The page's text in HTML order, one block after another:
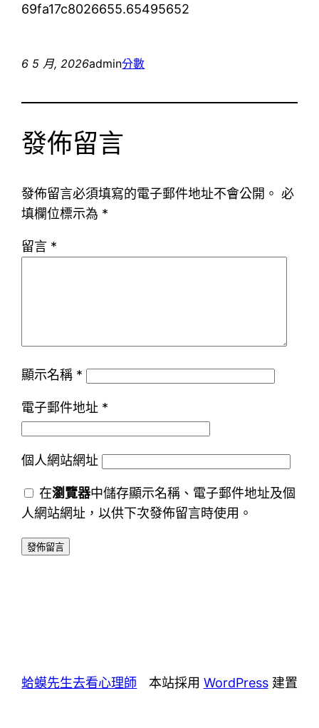
69fa17c8026655.65495652
6 5 月, 2026admin分數
發佈留言
發佈留言必須填寫的電子郵件地址不會公開。 必
填欄位標示為 *
留言 *
顯示名稱 *
電子郵件地址 *
個人網站網址
在瀏覽器中儲存顯示名稱、電子郵件地址及個
人網站網址，以供下次發佈留言時使用。
蛤蟆先生去看心理師 本站採用 WordPress建置